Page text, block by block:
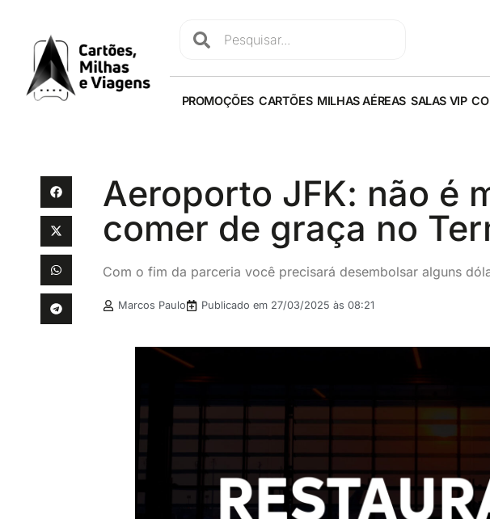
PROMOÇÕES CARTÕES MILHAS AÉREAS SALAS VIP
Aeroporto JFK: não é
comer de graça no
Com o fim da parceria você precisará desembolsar alguns
Marcos Paulo Publicado em 27/03/2025 às 08:21